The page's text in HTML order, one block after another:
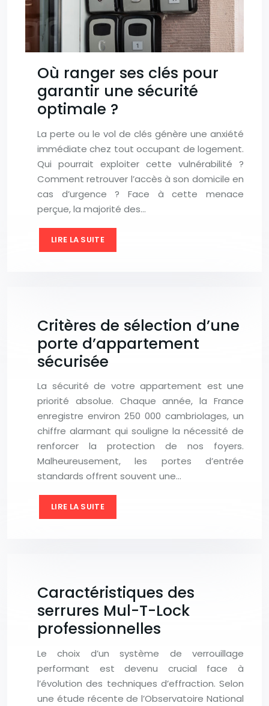
Où ranger ses clés pour
garantir une sécurité
optimale ?
La perte ou le vol de clés génère une anxiété
immédiate chez tout occupant de logement.
Qui pourrait exploiter cette vulnérabilité ?
Comment retrouver l’accès à son domicile en
cas d’urgence ? Face à cette menace
perçue, la majorité des…
LIRE LA SUITE
Critères de sélection d’une
porte d’appartement
sécurisée
La sécurité de votre appartement est une
priorité absolue. Chaque année, la France
enregistre environ 250 000 cambriolages, un
chiffre alarmant qui souligne la nécessité de
renforcer la protection de nos foyers.
Malheureusement, les portes d’entrée
standards offrent souvent une…
LIRE LA SUITE
Caractéristiques des
serrures Mul-T-Lock
professionnelles
Le choix d’un système de verrouillage
performant est devenu crucial face à
l’évolution des techniques d’effraction. Selon
une étude récente de l’Observatoire National